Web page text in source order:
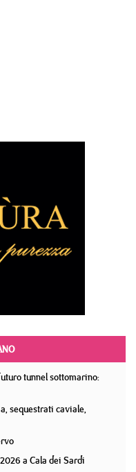
tunnel sottomarino:
sequestrati caviale,
a Cala dei Sardi